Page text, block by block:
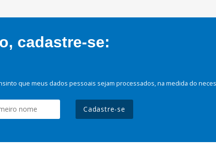
cadastre-se:
que meus dados pessoais sejam processados, na medida do
Cadastre-se